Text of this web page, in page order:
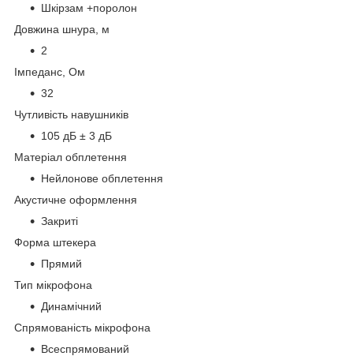
Шкірзам +поролон
Довжина шнура, м
2
Імпеданс, Ом
32
Чутливість навушників
105 дБ ± 3 дБ
Матеріал обплетення
Нейлонове обплетення
Акустичне оформлення
Закриті
Форма штекера
Прямий
Тип мікрофона
Динамічний
Спрямованість мікрофона
Всеспрямований